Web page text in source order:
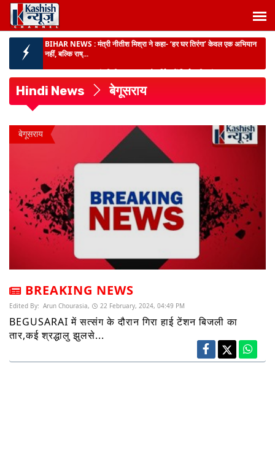
BIHAR NEWS :मंत्री दीपक प्रकाश ने पूर्णिया में निर्माणाधीन पंचायत सरकार भवन
का किया निर...
गम्हरिया में भ...
दर्दनाक हादसा :पूर्णिया में धार में डूबने से 2 चचेरी बहनों की मौत, परिजनों में मातम...
बिहार में गंगा-गंडक पर बनेंगे 16 नए जेटी :यात्रियों और माल की आवाजाही आसान, जल
परिवहन से कारोबार को मिलेगी नई रफ्तार...
मुख्यमंत्री ने पशुपालकों और मछली पालकों को दी बड़ी सौगात -
बिहार को मिला पह...
BIHAR NEWS :
मंत्री नीतीश मिश्रा ने कहा- ‘हर घर तिरंगा’ केवल एक अभियान
नहीं, बल्कि राष्...
Hindi News बेगूसराय
बेगूसराय
BREAKING NEWS
Edited By: Arun Chourasia, 22 February, 2024, 04:49 PM
BEGUSARAI में सत्संग के दौरान गिरा हाई टेंशन बिजली का
तार,कई श्रद्धालु झुलसे...